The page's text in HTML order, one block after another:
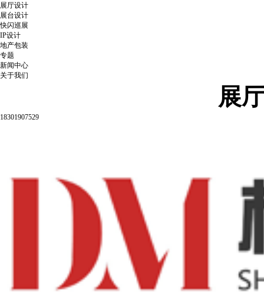
展厅设计
展台设计
快闪巡展
IP设计
地产包装
专题
新闻中心
关于我们
展
18301907529